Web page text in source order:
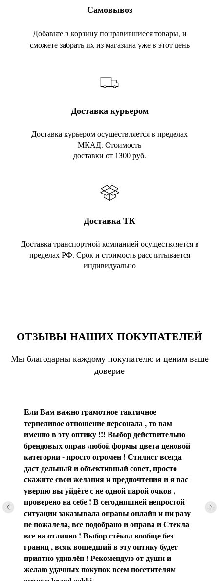
Самовывоз
Добавьте в корзину понравившиеся товары, и
сможете забрать их из магазина уже в этот день
Доставка курьером
Доставка курьером осуществляется в пределах
МКАД. Стоимость
доставки от 1300 руб.
Доставка ТК
Доставка транспортной компанией осуществляется в
пределах РФ. Срок и стоимость рассчитывается
индивидуально
ОТЗЫВЫ НАШИХ ПОКУПАТЕЛЕЙ
Мы благодарны каждому покупателю и ценим ваше
доверие
Ели Вам важно грамотное тактичное
терпеливое отношение персонала , то вам
именно в эту оптику !!! Выбор действительно
брендовых оправ любой формы цвета ценовой
категории - просто огромен ! Стилист всегда
даст дельный и объективный совет, просто
скажите свои желания и предпочтения и я вас
уверяю вы уйдёте с не одной парой очков ,
проверено на себе ! В сегодняшней непростой
ситуации заказывала оправы онлайн и ни разу
не пожалела, все подобрано и оправа и Стекла
все на отлично ! Выбор стёкол вообще без
границ , всяк вошедший в эту оптику будет
приятно удивлён ! Рекомендую от души и
желаю удачных покупок всем посетителям